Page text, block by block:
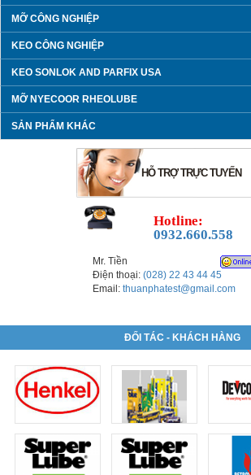
MỠ CÔNG NGHIỆP
KEO CÔNG NGHIỆP
KEO SONLOK AND PARFIX USA
MỠ NYECOOR RHEOLUBE
SẢN PHẨM KHÁC
HỖ TRỢ TRỰC TUYẾN
Hotline:
0932.660.558
Mr. Tiền
Điện thoại: (028) 22 43 44 45
Email: thuanphatest@gmail.com
ĐỐI TÁC - KHÁCH HÀNG